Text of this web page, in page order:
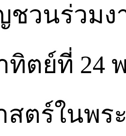
ชวนร่วมง
ทิตย์ที่ 24
สตร์ในพ